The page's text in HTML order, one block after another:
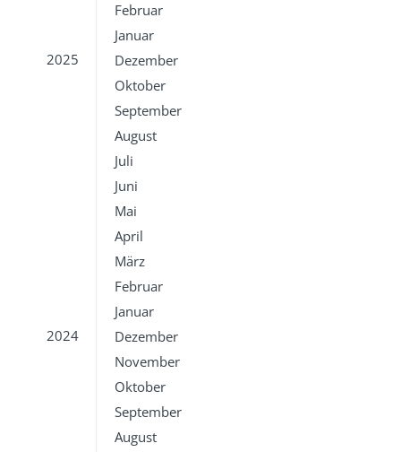
Februar
Januar
2025
Dezember
Oktober
September
August
Juli
Juni
Mai
April
März
Februar
Januar
2024
Dezember
November
Oktober
September
August